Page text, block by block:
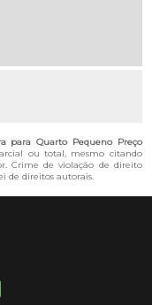
para Quarto Pequeno Preço
ou total, mesmo citando
Crime de violação de direito
de direitos autorais.